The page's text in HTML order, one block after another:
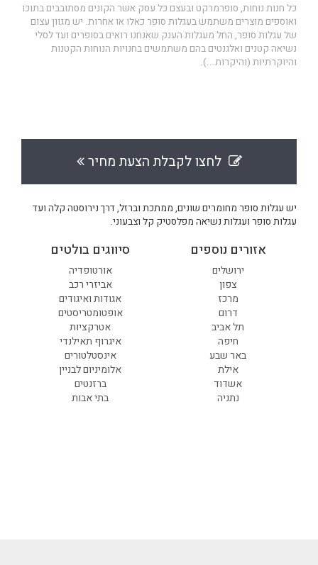
כל חנות נוחות, סופרמרקט ובעצם כל עסק אשר הקונים מסתובבים בתוכו
ואוספים מוצרים משתמש בעגלות סופר כאלו או אחרות. יש מגוון עצום
של עגלות סופר, החל מעגלות הענק שאנחנו רואים בסופרים ועד לסלי
נשיאה קטנים ואלגנטים בהם משתמשים בחנויות הנוחות הקטנות
והיוקרתיות (והיקרות...).
לחצו לקבלת הצעת מחיר
יש עגלות סופר מחומרים שונים, ממתכת וברזל, דרך נירוסטה קלה ועד
עגלות סופר ועגלות נשיאה מפלסטיק קל וצבעוני.
סיווגים בולטים
אורטופדיה
אביזרי רכב
אגודות ואיגודים
אופטומטריסטים
אטרקציות
איגרוף תאילנדי
אינסטלטורים
אלומיניום לבניין
ברזנטים
בתי אבות
אזורים נוספים
ירושלים
צפון
מרכז
דרום
תל אביב
חיפה
באר שבע
אילת
אשדוד
נתניה